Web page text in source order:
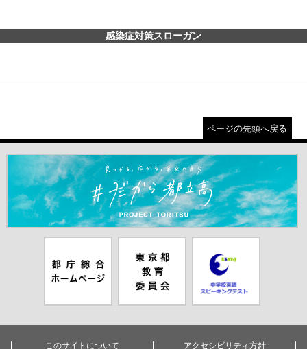
感染症対策スローガン
ページの先頭へ戻る
＃だから都立高（別ウインドウが開きます）
ムページ（別
ウインドウが
員会（別ウイ
ンドウが開き
ピーキングテ
スト（別ウイ
ンドウが開き
このサイトについて アクセシビリティ方針